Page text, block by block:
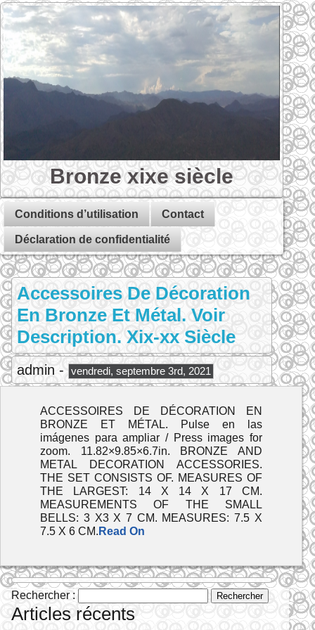
Bronze xixe siècle
Conditions d’utilisation Contact
Déclaration de confidentialité
Accessoires De Décoration
En Bronze Et Métal. Voir
Description. Xix-xx Siècle
admin - vendredi, septembre 3rd, 2021
ACCESSOIRES DE DÉCORATION EN
BRONZE ET MÉTAL. Pulse en las
imágenes para ampliar / Press images for
zoom. 11.82×9.85×6.7in. BRONZE AND
METAL DECORATION ACCESSORIES.
THE SET CONSISTS OF. MEASURES OF
THE LARGEST: 14 X 14 X 17 CM.
MEASUREMENTS OF THE SMALL
BELLS: 3 X3 X 7 CM. MEASURES: 7.5 X
7.5 X 6 CM. Read On
Rechercher :
Articles récents